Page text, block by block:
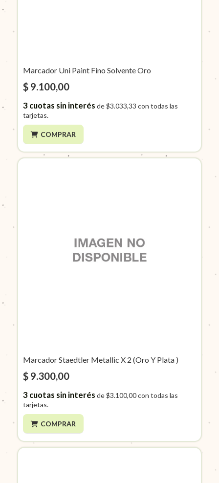
Marcador Uni Paint Fino Solvente Oro
$ 9.100,00
3cuotas sin interés de$3.033,33 con todas las
tarjetas.
COMPRAR
Marcador Staedtler Metallic X 2 (Oro Y Plata )
$ 9.300,00
3cuotas sin interés de$3.100,00con todas las
tarjetas.
COMPRAR